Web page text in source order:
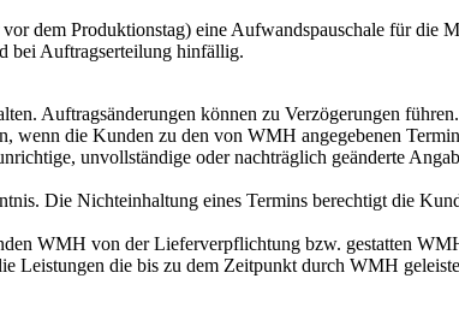
dem Produktionstag) eine Aufwandspauschale für die
bei Auftragserteilung hinfällig.
Auftragsänderungen können zu Verzögerungen
wenn die Kunden zu den von WMH angegebenen
unvollständige oder nachträglich geänderte
Die Nichteinhaltung eines Termins berechtigt die
WMH von der Lieferverpflichtung bzw. gestatten
Leistungen die bis zu dem Zeitpunkt durch WMH